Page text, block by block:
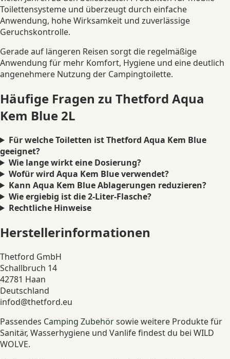
Toilettensysteme und überzeugt durch einfache
Anwendung, hohe Wirksamkeit und zuverlässige
Geruchskontrolle.
Gerade auf längeren Reisen sorgt die regelmäßige
Anwendung für mehr Komfort, Hygiene und eine deutlich
angenehmere Nutzung der Campingtoilette.
Häufige Fragen zu Thetford Aqua
Kem Blue 2L
Für welche Toiletten ist Thetford Aqua Kem Blue
geeignet?
Wie lange wirkt eine Dosierung?
Wofür wird Aqua Kem Blue verwendet?
Kann Aqua Kem Blue Ablagerungen reduzieren?
Wie ergiebig ist die 2-Liter-Flasche?
Rechtliche Hinweise
Herstellerinformationen
Thetford GmbH
Schallbruch 14
42781 Haan
Deutschland
infod@thetford.eu
Passendes Camping Zubehörsowie weitere Produkte für
Sanitär, Wasserhygiene und Vanlife findest du bei WILD
WOLVE.